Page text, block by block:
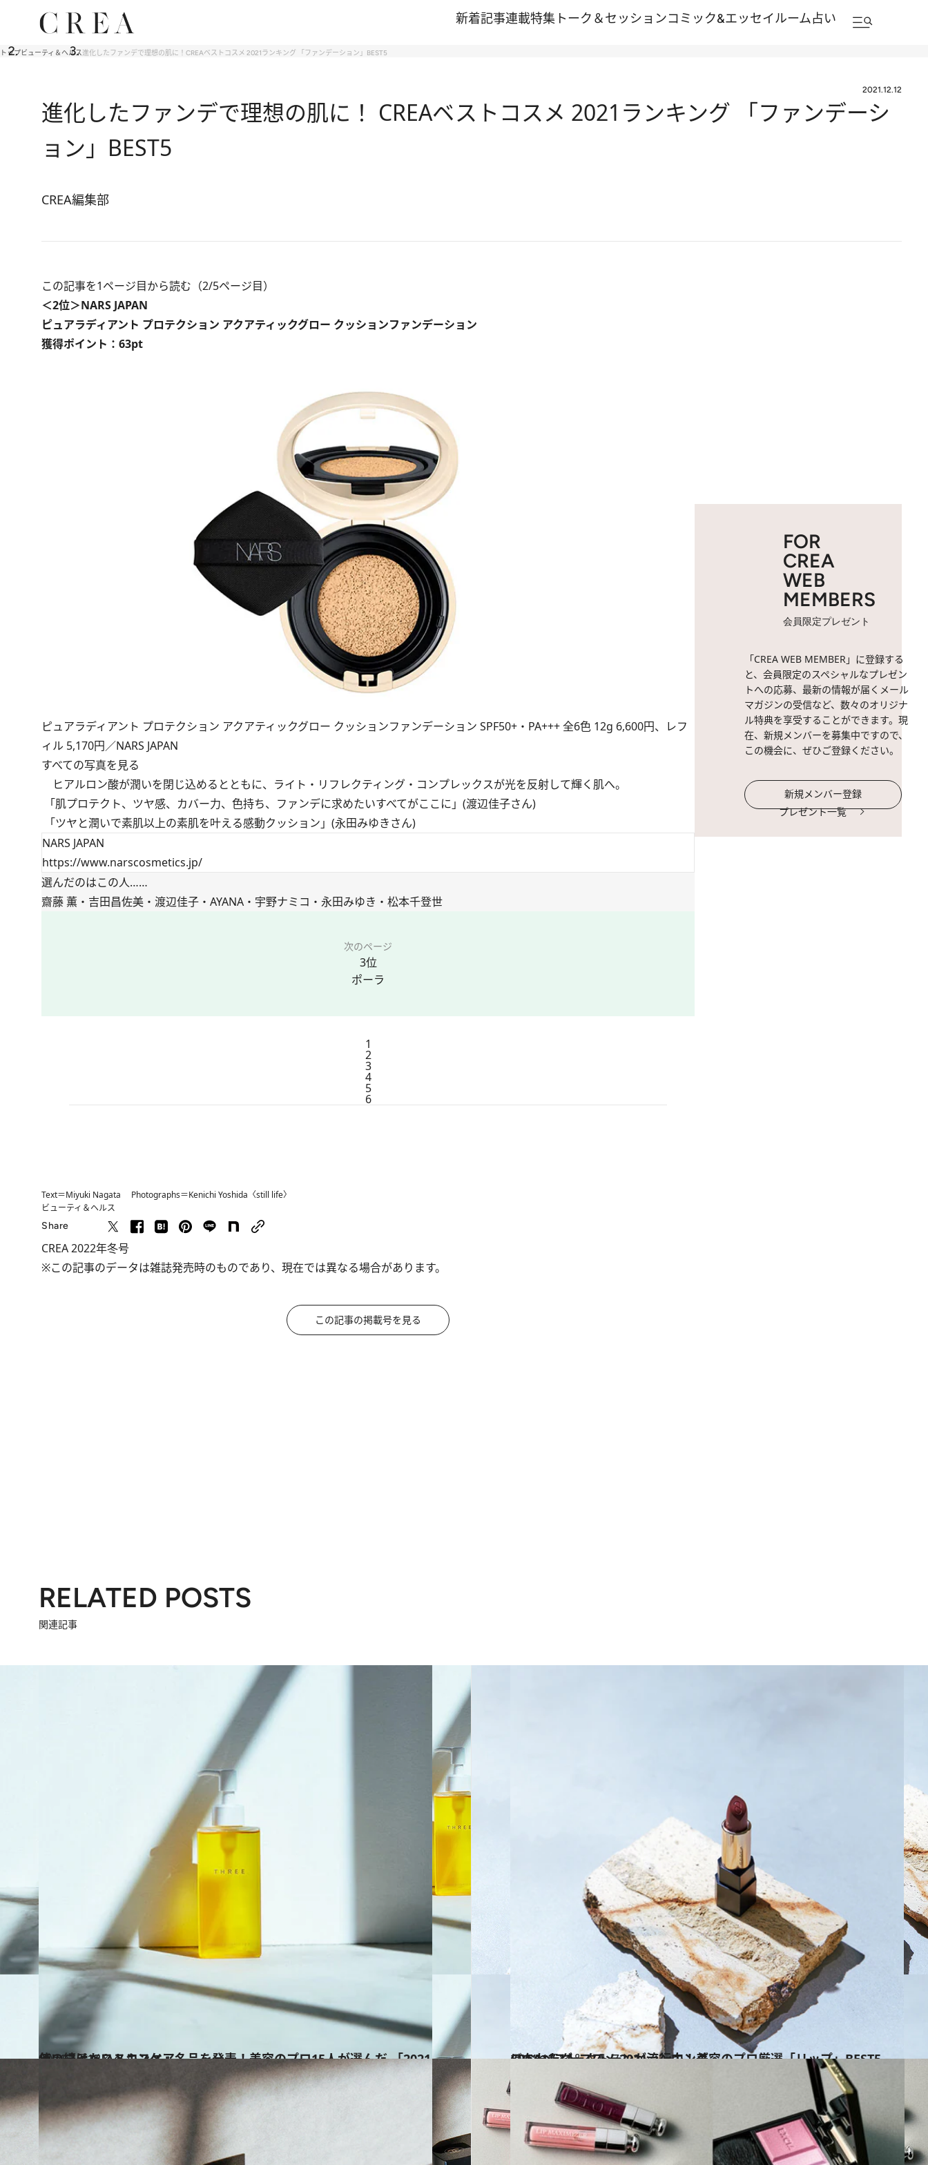
新着記事連載特集 トーク＆セッションコミック&エッセイルーム占い
トップビューティ＆ヘルス進化したファンデで理想の肌に！CREAベストコスメ 2021ランキング 「ファンデーション」BEST5
2021.12.12
進化したファンデで理想の肌に！ CREAベストコスメ 2021ランキング 「ファンデーシ
ョン」BEST5
CREA編集部
この記事を1ページ目から読む（2/5ページ目）
＜2位＞NARS JAPAN
ピュアラディアント プロテクション アクアティックグロー クッションファンデーション
獲得ポイント：63pt
ピュアラディアント プロテクション アクアティックグロー クッションファンデーション SPF50+・PA+++ 全6色 12g 6,600円、レフ
ィル 5,170円／NARS JAPAN
すべての写真を見る
ヒアルロン酸が潤いを閉じ込めるとともに、ライト・リフレクティング・コンプレックスが光を反射して輝く肌へ。
「肌プロテクト、ツヤ感、カバー力、色持ち、ファンデに求めたいすべてがここに」(渡辺佳子さん)
「ツヤと潤いで素肌以上の素肌を叶える感動クッション」(永田みゆきさん)
NARS JAPAN
https://www.narscosmetics.jp/
選んだのはこの人……
齋藤 薫・吉田昌佐美・渡辺佳子・AYANA・宇野ナミコ・永田みゆき・松本千登世
次のページ
3位
ポーラ
1
2
3
4
5
6
Text＝Miyuki Nagata Photographs＝Kenichi Yoshida〈still life〉
ビューティ＆ヘルス
Share
CREA 2022年冬号
※この記事のデータは雑誌発売時のものであり、現在では異なる場合があります。
この記事の掲載号を見る
FOR
CREA
WEB
MEMBERS
会員限定プレゼント
「CREA WEB MEMBER」に登録する
と、会員限定のスペシャルなプレゼン
トへの応募、最新の情報が届くメール
マガジンの受信など、数々のオリジナ
ル特典を享受することができます。現
在、新規メンバーを募集中ですので、
この機会に、ぜひご登録ください。
新規メンバー登録
プレゼント一覧
RELATED POSTS
関連記事
2021.12.12
使い続けたいスキンケア名品を発表！美容のプロ15人が選んだ 「2021年のマイベストコスメ」
ビューティ＆ヘルス 2021.12.12
こなれたダークトーンが流行中！美容のプロ厳選「リップ」BEST5 CREAベストコスメ 2021ランキング
ビューティ＆ヘルス